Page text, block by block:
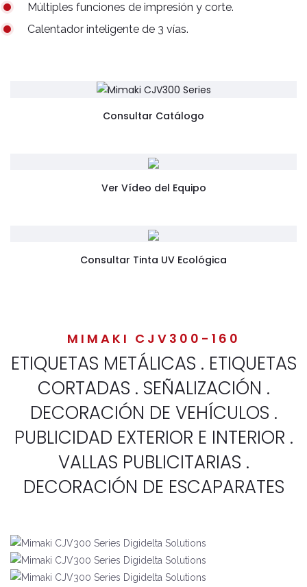
Múltiples funciones de impresión y corte.
Calentador inteligente de 3 vías.
Consultar Catálogo
Ver Vídeo del Equipo
Consultar Tinta UV Ecológica
MIMAKI CJV300-160
ETIQUETAS METÁLICAS . ETIQUETAS
CORTADAS . SEÑALIZACIÓN .
DECORACIÓN DE VEHÍCULOS .
PUBLICIDAD EXTERIOR E INTERIOR .
VALLAS PUBLICITARIAS .
DECORACIÓN DE ESCAPARATES